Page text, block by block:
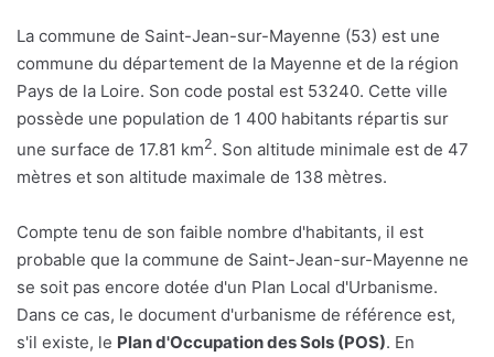
La commune de Saint-Jean-sur-Mayenne (53) est une
commune du département de la Mayenne et de la région
Pays de la Loire. Son code postal est 53240. Cette ville
possède une population de 1 400 habitants répartis sur
une surface de 17.81 km2. Son altitude minimale est de 47
mètres et son altitude maximale de 138 mètres.
Compte tenu de son faible nombre d'habitants, il est
probable que la commune de Saint-Jean-sur-Mayenne ne
se soit pas encore dotée d'un Plan Local d'Urbanisme.
Dans ce cas, le document d'urbanisme de référence est,
s'il existe, le Plan d'Occupation des Sols (POS). En